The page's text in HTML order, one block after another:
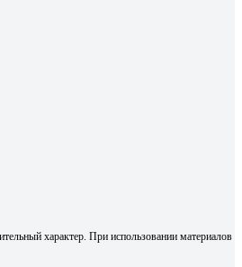
характер. При использовании материалов